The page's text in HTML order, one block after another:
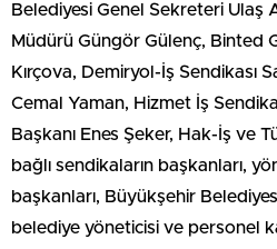
Belediyesi Genel Sekreteri Ulaş
Müdürü Güngör Gülenç, Binted
Kırçova, Demiryol-İş Sendikası
Cemal Yaman, Hizmet İş
Başkanı Enes Şeker, Hak-İş ve
bağlı sendikaların başkanları,
başkanları, Büyükşehir
belediye yöneticisi ve personel